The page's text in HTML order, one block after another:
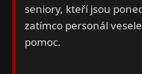
seniory, kteří jsou
zatímco personál
pomoc.